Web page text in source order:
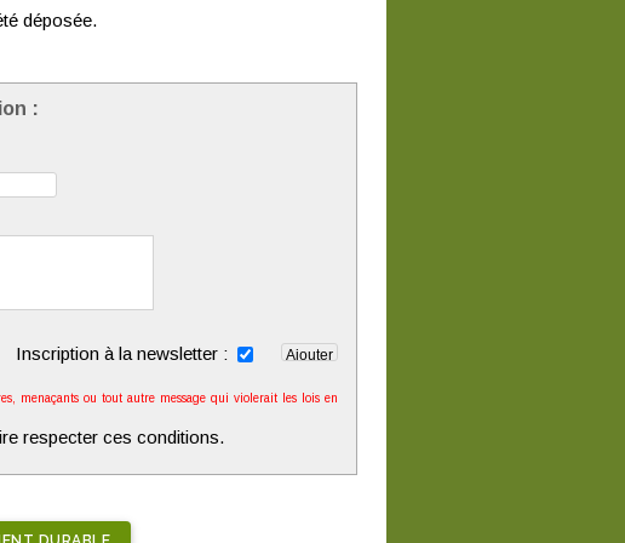
déposée.
:
Inscription à la newsletter :
menaçants ou tout autre message qui violerait les lois en
respecter ces conditions.